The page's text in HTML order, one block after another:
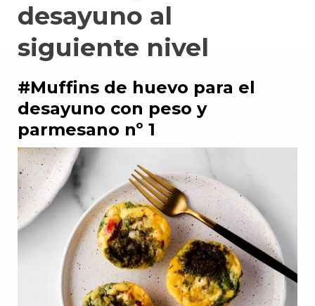
desayuno al
siguiente nivel
#Muffins de huevo para el
desayuno con peso y
parmesano nº 1